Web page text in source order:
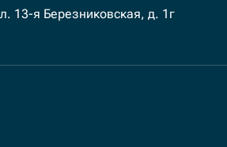
13-я Березниковская, д. 1г